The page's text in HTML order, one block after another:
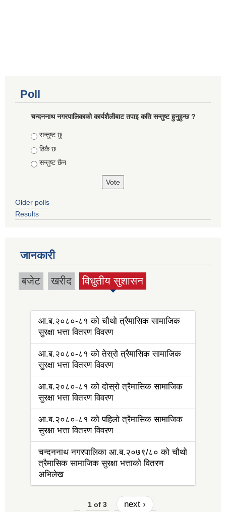
Poll
चन्दननाथ नगरपालिकाको कार्यशैलीबाट तपाइ कति सन्तुष्ट हुनुहुन्छ ?
Choices
सन्तुष्ट छु
ठिकै छ
सन्तुष्ट छैन
Older polls
Results
जानकारी
बजेट खरीद विधुतीय सुशासन
(active tab)
आ.ब.२०८०-८१ को चौथो त्रैमासिक सामाजिक
सुरक्षा भत्ता वितरण विवरण
आ.ब.२०८०-८१ को तेस्रो त्रैमासिक सामाजिक
सुरक्षा भत्ता वितरण विवरण
आ.ब.२०८०-८१ को दोस्रो त्रैमासिक सामाजिक
सुरक्षा भत्ता वितरण विवरण
आ.ब.२०८०-८१ को पहिलो त्रैमासिक सामाजिक
सुरक्षा भत्ता वितरण विवरण
चन्दननाथ नगरपालिका आ.ब.२०७९/८० को चौथो
त्रैमासिक सामाजिक सुरक्षा भत्ताको वितरण
अभिलेख
1 of 3 next ›